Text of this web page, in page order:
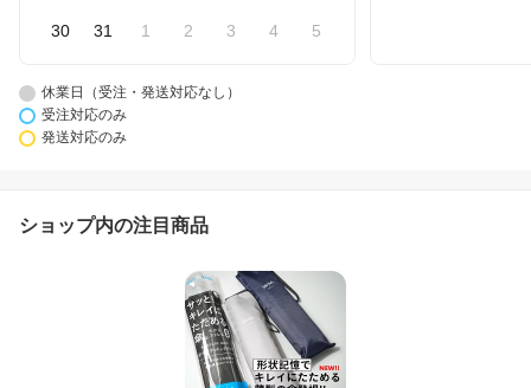
30 31 1 2 3 4 5
休業日（受注・発送対応なし）
受注対応のみ
発送対応のみ
ショップ内の注目商品